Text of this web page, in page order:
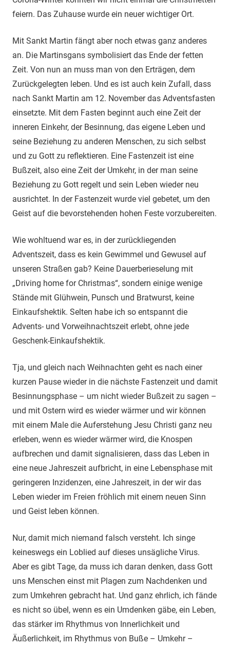
feiern. Das Zuhause wurde ein neuer wichtiger Ort.
Mit Sankt Martin fängt aber noch etwas ganz anderes
an. Die Martinsgans symbolisiert das Ende der fetten
Zeit. Von nun an muss man von den Erträgen, dem
Zurückgelegten leben. Und es ist auch kein Zufall, dass
nach Sankt Martin am 12. November das Adventsfasten
einsetzte. Mit dem Fasten beginnt auch eine Zeit der
inneren Einkehr, der Besinnung, das eigene Leben und
seine Beziehung zu anderen Menschen, zu sich selbst
und zu Gott zu reflektieren. Eine Fastenzeit ist eine
Bußzeit, also eine Zeit der Umkehr, in der man seine
Beziehung zu Gott regelt und sein Leben wieder neu
ausrichtet. In der Fastenzeit wurde viel gebetet, um den
Geist auf die bevorstehenden hohen Feste vorzubereiten.
Wie wohltuend war es, in der zurückliegenden
Adventszeit, dass es kein Gewimmel und Gewusel auf
unseren Straßen gab? Keine Dauerberieselung mit
„Driving home for Christmas“, sondern einige wenige
Stände mit Glühwein, Punsch und Bratwurst, keine
Einkaufshektik. Selten habe ich so entspannt die
Advents- und Vorweihnachtszeit erlebt, ohne jede
Geschenk-Einkaufshektik.
Tja, und gleich nach Weihnachten geht es nach einer
kurzen Pause wieder in die nächste Fastenzeit und damit
Besinnungsphase – um nicht wieder Bußzeit zu sagen –
und mit Ostern wird es wieder wärmer und wir können
mit einem Male die Auferstehung Jesu Christi ganz neu
erleben, wenn es wieder wärmer wird, die Knospen
aufbrechen und damit signalisieren, dass das Leben in
eine neue Jahreszeit aufbricht, in eine Lebensphase mit
geringeren Inzidenzen, eine Jahreszeit, in der wir das
Leben wieder im Freien fröhlich mit einem neuen Sinn
und Geist leben können.
Nur, damit mich niemand falsch versteht. Ich singe
keineswegs ein Loblied auf dieses unsägliche Virus.
Aber es gibt Tage, da muss ich daran denken, dass Gott
uns Menschen einst mit Plagen zum Nachdenken und
zum Umkehren gebracht hat. Und ganz ehrlich, ich fände
es nicht so übel, wenn es ein Umdenken gäbe, ein Leben,
das stärker im Rhythmus von Innerlichkeit und
Äußerlichkeit, im Rhythmus von Buße – Umkehr –